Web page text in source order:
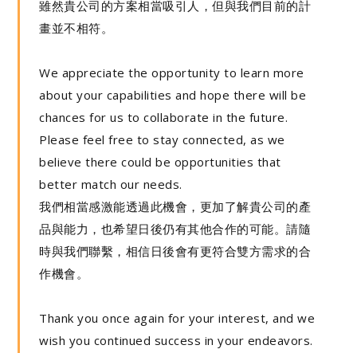
雖然貴公司的方案相當吸引人，但與我們目前的計
畫並不相符。
We appreciate the opportunity to learn more
about your capabilities and hope there will be
chances for us to collaborate in the future.
Please feel free to stay connected, as we
believe there could be opportunities that
better match our needs.
我們相當感激能透過此機會，更加了解貴公司的產
品與能力，也希望日後仍有其他合作的可能。請隨
時與我們聯繫，相信日後會有更符合雙方需求的合
作機會。
Thank you once again for your interest, and we
wish you continued success in your endeavors.